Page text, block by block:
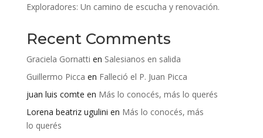
Exploradores: Un camino de escucha y renovación.
Recent Comments
Graciela Gornatti en Salesianos en salida
Guillermo Picca en Falleció el P. Juan Picca
juan luis comte en Más lo conocés, más lo querés
Lorena beatriz ugulini en Más lo conocés, más
lo querés